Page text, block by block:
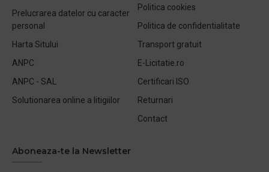
Prelucrarea datelor cu caracter
personal
Harta Sitului
ANPC
ANPC - SAL
Solutionarea online a litigiilor
Politica cookies
Politica de confidentialitate
Transport gratuit
E-Licitatie.ro
Certificari ISO
Returnari
Contact
Aboneaza-te la Newsletter